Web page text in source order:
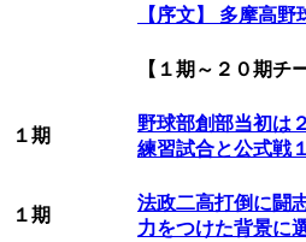
【序文】 多摩高
【１期～２０期チ
１期
野球部創部当初は
練習試合と公式戦
１期
法政二高打倒に闘
力をつけた背景に